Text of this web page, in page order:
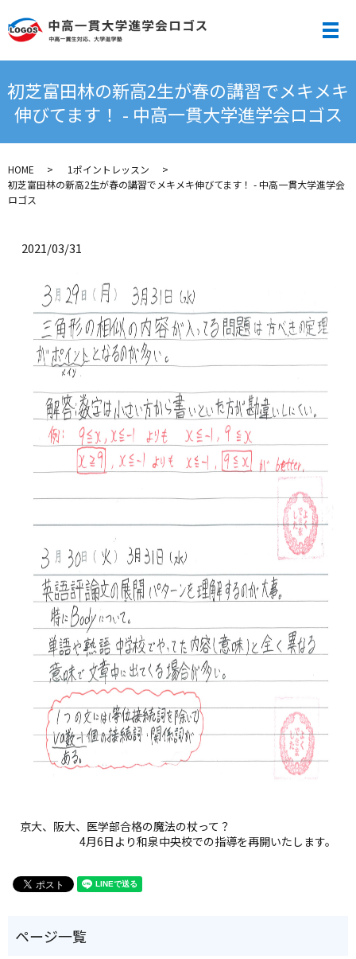
メ
初芝富田林の新高2生が春の講習でメキメキ
伸びてます！ - 中高一貫大学進学会ロゴス
HOME
1ポイントレッスン
初芝富田林の新高2生が春の講習でメキメキ伸びてます！ - 中高一貫大学進学会
ロゴス
2021/03/31
京大、阪大、医学部合格の魔法の杖って？
4月6日より和泉中央校での指導を再開いたします。